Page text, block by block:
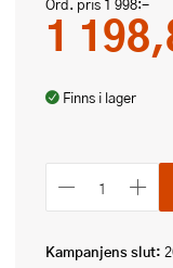
Ord. pris 1 998:-
1
Finns i lager
Kampanjens slut: